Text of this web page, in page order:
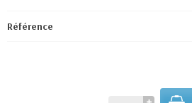
Référence